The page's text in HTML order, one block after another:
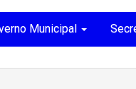
Municipal